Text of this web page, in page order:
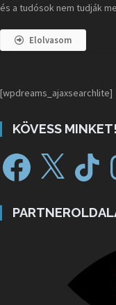
és a tudósok nem tudják
Elolvasom
[wpdreams_ajaxsearchlite]
KÖVESS MINKET!